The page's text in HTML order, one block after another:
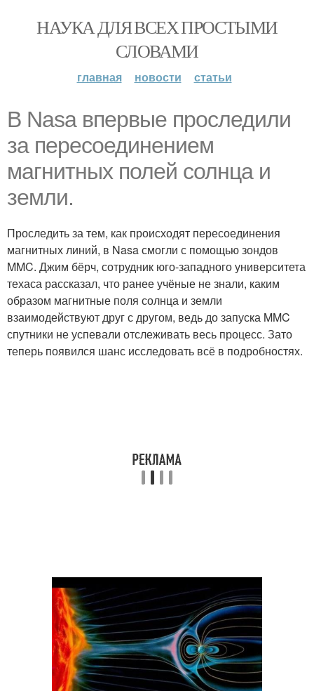
НАУКА ДЛЯ ВСЕХ ПРОСТЫМИ
СЛОВАМИ
главная новости статьи
В Nasa впервые проследили
за пересоединением
магнитных полей солнца и
земли.
Проследить за тем, как происходят пересоединения
магнитных линий, в Nasa смогли с помощью зондов
MMC. Джим бёрч, сотрудник юго-западного университета
техаса рассказал, что ранее учёные не знали, каким
образом магнитные поля солнца и земли
взаимодействуют друг с другом, ведь до запуска MMC
спутники не успевали отслеживать весь процесс. Зато
теперь появился шанс исследовать всё в подробностях.